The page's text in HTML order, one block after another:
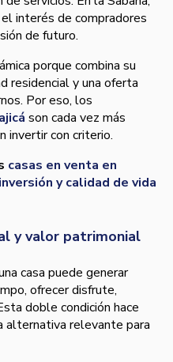
interés de compradores
de futuro.
porque combina su
residencial y una oferta
Por eso, los
son cada vez más
invertir con criterio.
casas en venta en
y calidad de vida
y valor patrimonial
casa puede generar
ofrecer disfrute,
doble condición hace
alternativa relevante para